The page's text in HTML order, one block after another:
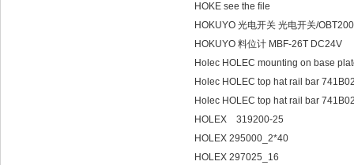
HOKE see the file
HOKUYO 光电开关 光电开关/
HOKUYO 料位计 MBF-26T DC24V
Holec HOLEC mounting on
Holec HOLEC top hat rail bar
Holec HOLEC top hat rail bar
HOLEX 319200-25
HOLEX 295000_2*40
HOLEX 297025_16